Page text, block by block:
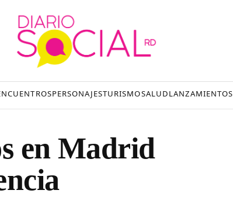
PERSONAJESTURISMOSALUDLANZAMIENTOS
en Madrid